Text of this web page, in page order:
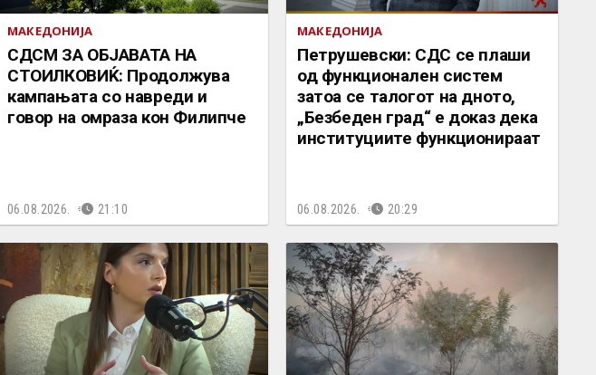
МАКЕДОНИЈА
СДСМ ЗА ОБЈАВАТА НА
СТОИЛКОВИЌ: Продолжува
кампањата со навреди и
говор на омраза кон Филипче
06.08.2026. 21:10
МАКЕДОНИЈА
Петрушевски: СДС се плаши
од функционален систем
затоа се талогот на дното,
„Безбеден град“ е доказ дека
институциите функционираат
06.08.2026. 20:29